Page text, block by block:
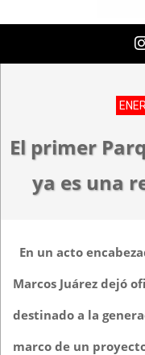
El primer
ya es una
En un acto
Marcos Juárez dejó
destinado a la
marco de un